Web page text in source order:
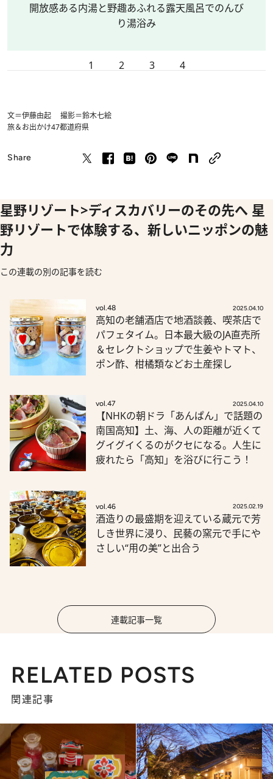
開放感ある内湯と野趣あふれる露天風呂でのんび
り湯浴み
1 2 3 4
文＝伊藤由起 撮影＝鈴木七絵
旅＆お出かけ47都道府県
Share
星野リゾート>ディスカバリーのその先へ 星
野リゾートで体験する、新しいニッポンの魅
力
この連載の別の記事を読む
vol.48 2025.04.10
高知の老舗酒店で地酒談義、喫茶店で
パフェタイム。日本最大級のJA直売所
＆セレクトショップで生姜やトマト、
ポン酢、柑橘類などお土産探し
vol.47 2025.04.10
【NHKの朝ドラ「あんぱん」で話題の
南国高知】土、海、人の距離が近くて
グイグイくるのがクセになる。人生に
疲れたら「高知」を浴びに行こう！
vol.46 2025.02.19
酒造りの最盛期を迎えている蔵元で芳
しき世界に浸り、民藝の窯元で手にや
さしい“用の美”と出合う
連載記事一覧
RELATED POSTS
関連記事